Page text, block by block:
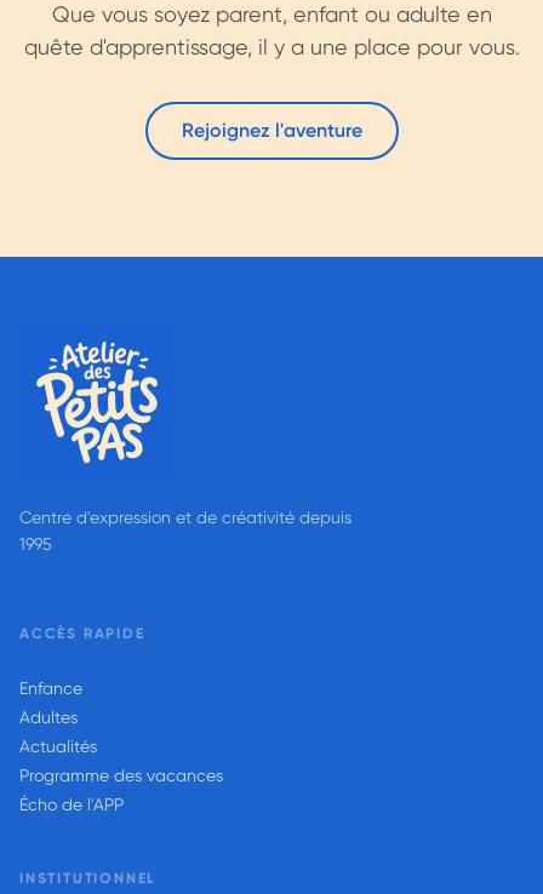
Que vous soyez parent, enfant ou adulte en
quête d'apprentissage, il y a une place pour vous.
Rejoignez l'aventure
Centre d'expression et de créativité depuis
1995
ACCÈS RAPIDE
Enfance
Adultes
Actualités
Programme des vacances
Écho de l'APP
INSTITUTIONNEL